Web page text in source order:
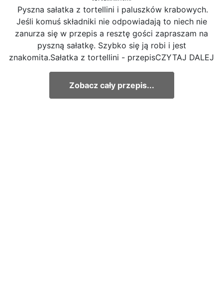
Pyszna sałatka z tortellini i paluszków krabowych.
Jeśli komuś składniki nie odpowiadają to niech nie
zanurza się w przepis a resztę gości zapraszam na
pyszną sałatkę. Szybko się ją robi i jest
znakomita.Sałatka z tortellini - przepisCZYTAJ DALEJ
Zobacz cały przepis...